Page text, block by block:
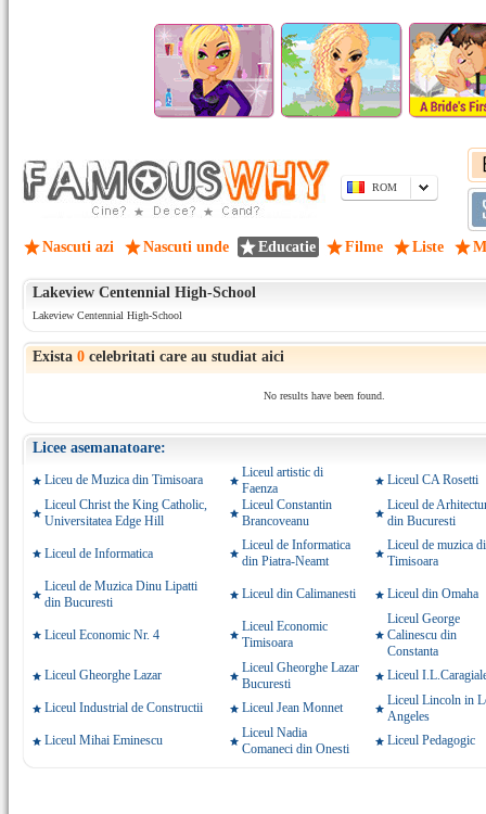
ROM
Nascuti azi Nascuti unde Educatie Filme Liste
Lakeview Centennial High-School
Lakeview Centennial High-School
Exista 0 celebritati care au studiat aici
No results have been found.
Licee asemanatoare:
Liceu de Muzica din Timisoara
Liceul artistic di
Faenza
Liceul CA Rosetti
Liceul Christ the King Catholic,
Universitatea Edge Hill
Liceul Constantin
Brancoveanu
Liceul de
din Bucuresti
Liceul de Informatica
Liceul de Informatica
din Piatra-Neamt
Liceul de muzica
Timisoara
Liceul de Muzica Dinu Lipatti
din Bucuresti
Liceul din Calimanesti Liceul din Omaha
Liceul Economic Nr. 4
Liceul Economic
Timisoara
Liceul George
Calinescu din
Constanta
Liceul Gheorghe Lazar
Liceul Gheorghe Lazar
Bucuresti
Liceul
Liceul Industrial de Constructii Liceul Jean Monnet
Liceul Lincoln in
Angeles
Liceul Mihai Eminescu
Liceul Nadia
Comaneci din Onesti
Liceul Pedagogic